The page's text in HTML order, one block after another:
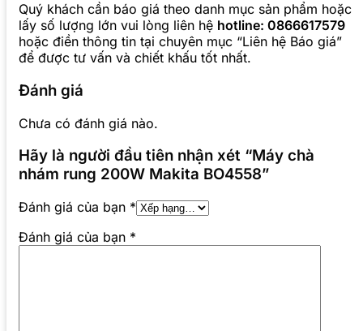
Quý khách cần báo giá theo danh mục sản phẩm hoặc
lấy số lượng lớn vui lòng liên hệ hotline: 0866617579
hoặc điền thông tin tại chuyên mục “Liên hệ Báo giá”
để được tư vấn và chiết khấu tốt nhất.
Đánh giá
Chưa có đánh giá nào.
Hãy là người đầu tiên nhận xét “Máy chà
nhám rung 200W Makita BO4558”
Đánh giá của bạn *
Đánh giá của bạn *